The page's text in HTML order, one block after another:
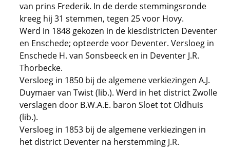
van prins Frederik. In de derde stemmingsronde
kreeg hij 31 stemmen, tegen 25 voor Hovy.
Werd in 1848 gekozen in de kiesdistricten Deventer
en Enschede; opteerde voor Deventer. Versloeg in
Enschede H. van Sonsbeeck en in Deventer J.R.
Thorbecke.
Versloeg in 1850 bij de algemene verkiezingen A.J.
Duymaer van Twist (lib.). Werd in het district Zwolle
verslagen door B.W.A.E. baron Sloet tot Oldhuis
(lib.).
Versloeg in 1853 bij de algemene verkiezingen in
het district Deventer na herstemming J.R.